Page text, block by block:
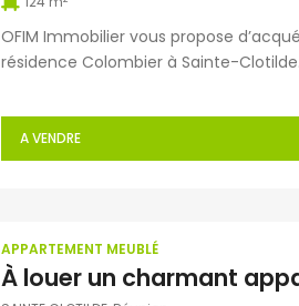
OFIM Immobilier vous propose
résidence Colombier à Sainte-
deux WC ainsi que d’un balcon. Une
A VENDRE
APPARTEMENT MEUBLÉ